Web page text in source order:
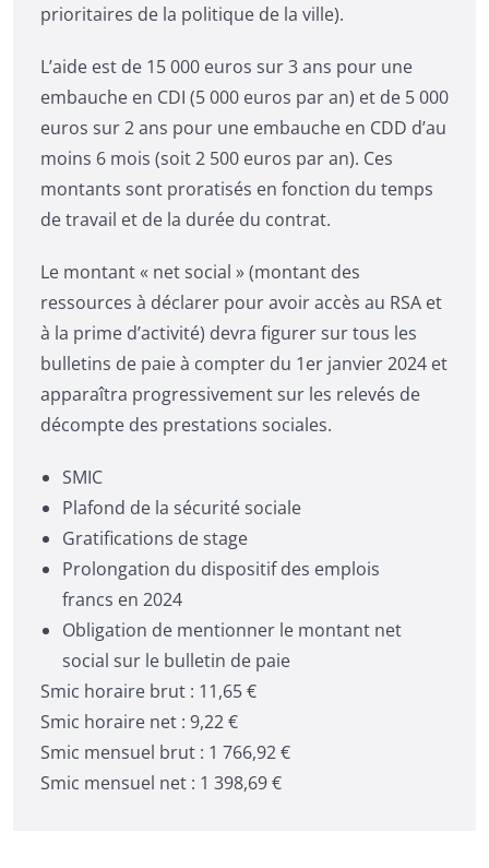
prioritaires de la politique de la ville).
L’aide est de 15 000 euros sur 3 ans pour une
embauche en CDI (5 000 euros par an) et de 5 000
euros sur 2 ans pour une embauche en CDD d’au
moins 6 mois (soit 2 500 euros par an). Ces
montants sont proratisés en fonction du temps
de travail et de la durée du contrat.
Le montant « net social » (montant des
ressources à déclarer pour avoir accès au RSA et
à la prime d’activité) devra figurer sur tous les
bulletins de paie à compter du 1er janvier 2024 et
apparaîtra progressivement sur les relevés de
décompte des prestations sociales.
SMIC
Plafond de la sécurité sociale
Gratifications de stage
Prolongation du dispositif des emplois
francs en 2024
Obligation de mentionner le montant net
social sur le bulletin de paie
Smic horaire brut : 11,65 €
Smic horaire net : 9,22 €
Smic mensuel brut : 1 766,92 €
Smic mensuel net : 1 398,69 €